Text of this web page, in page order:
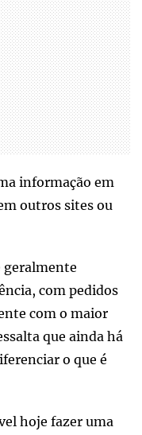
informação em
outros sites ou
geralmente
com pedidos
com o maior
que ainda há
o que é
hoje fazer uma